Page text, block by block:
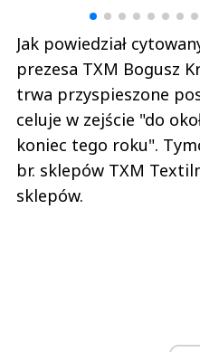
Jak powiedział
prezesa TXM Bogusz
trwa przyspieszone
celuje w zejście "do
koniec tego roku".
br. sklepów TXM
sklepów.